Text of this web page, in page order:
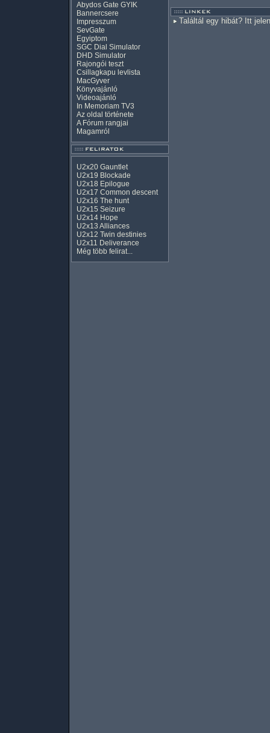
Abydos Gate GYIK
Bannercsere
Impresszum
SevGate
Egyiptom
SGC Dial Simulator
DHD Simulator
Rajongói teszt
Csillagkapu levlista
MacGyver
Könyvajánló
Videoajánló
In Memoriam TV3
Az oldal története
A Fórum rangjai
Magamról
U2x20 Gauntlet
U2x19 Blockade
U2x18 Epilogue
U2x17 Common descent
U2x16 The hunt
U2x15 Seizure
U2x14 Hope
U2x13 Alliances
U2x12 Twin destinies
U2x11 Deliverance
Még több felirat...
Találtál egy hibát? Itt